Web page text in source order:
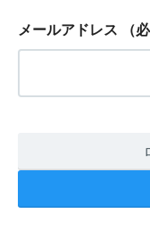
メールアドレス （